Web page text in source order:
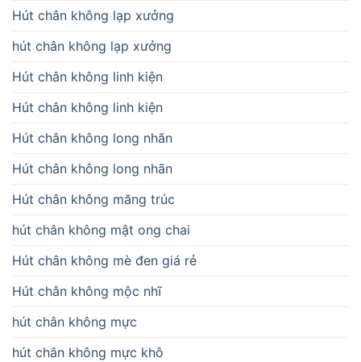
Hút chân không lạp xưởng
hút chân không lạp xưởng
Hút chân không linh kiện
Hút chân không linh kiện
Hút chân không long nhãn
Hút chân không long nhãn
Hút chân không măng trúc
hút chân không mật ong chai
Hút chân không mè đen giá rẻ
Hút chân không mộc nhĩ
hút chân không mực
hút chân không mực khô